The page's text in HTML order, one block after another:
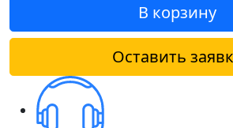
В корзину
Оставить